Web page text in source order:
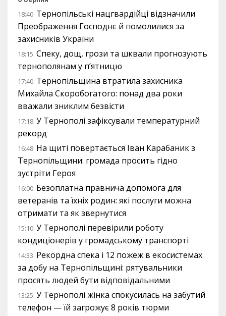
18:40 Тернопільські нацгвардійці відзначили
Преображення Господнє й помолилися за
захисників України
18:15 Спеку, дощ, грози та шквали прогнозують
тернополянам у п’ятницю
17:40 Тернопільщина втратила захисника
Михайла Скоробогатого: понад два роки
вважали зниклим безвісти
17:18 У Тернополі зафіксували температурний
рекорд
16:48 На щиті повертається Іван Карабаник з
Тернопільщини: громада просить гідно
зустріти Героя
16:00 Безоплатна правнича допомога для
ветеранів та їхніх родин: які послуги можна
отримати та як звернутися
15:10 У Тернополі перевірили роботу
кондиціонерів у громадському транспорті
14:33 Рекордна спека і 12 пожеж в екосистемах
за добу на Тернопільщині: рятувальники
просять людей бути відповідальними
13:25 У Тернополі жінка спокусилась на забутий
телефон — їй загрожує 8 років тюрми